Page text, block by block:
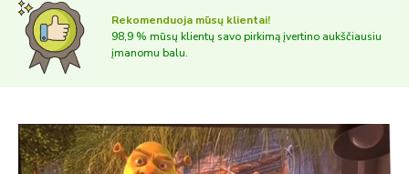
Rekomenduoja mūsų klientai!
98,9 % mūsų klientų savo pirkimą įvertino aukščiausiu
įmanomu balu.